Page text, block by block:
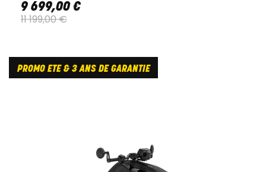
9 699,00€
11 199,00€
PROMO ETE & 3 ANS DE GARANTIE